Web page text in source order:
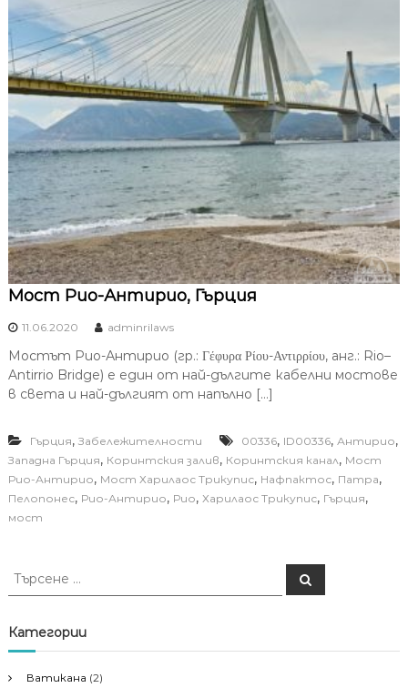
Мост Рио-Антирио, Гърция
11.06.2020 adminrilaws
Мостът Рио-Антирио (гр.: Γέφυρα Ρίου-Αντιρρίου, анг.: Rio–
Antirrio Bridge) е един от най-дългите кабелни мостове
в света и най-дългият от напълно […]
Гърция, Забележителности 00336, ID00336, Антирио,
Западна Гърция, Коринтския залив, Коринтския канал, Мост
Рио-Антирио, Мост Харилаос Трикупис, Нафпактос, Патра,
Пелопонес, Рио-Антирио, Рио, Харилаос Трикупис, Гърция,
мост
Т
с
е
е
Т
ъ
е
Категории
Ватикана (2)